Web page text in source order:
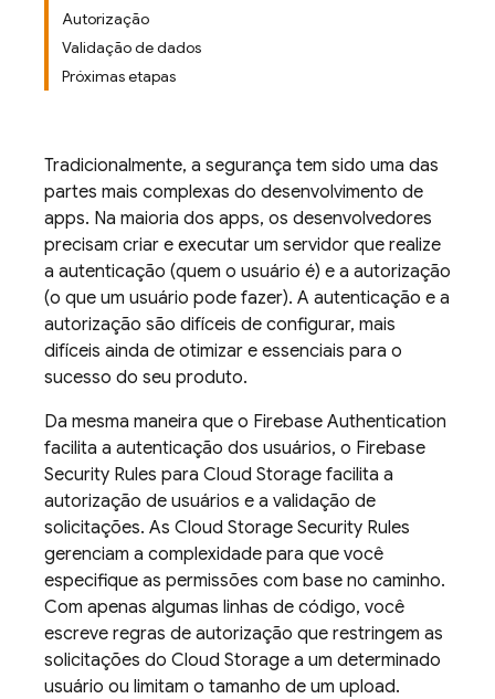
Autorização
Validação de dados
Próximas etapas
Tradicionalmente, a segurança tem sido uma das
partes mais complexas do desenvolvimento de
apps. Na maioria dos apps, os desenvolvedores
precisam criar e executar um servidor que realize
a autenticação (quem o usuário é) e a autorização
(o que um usuário pode fazer). A autenticação e a
autorização são difíceis de configurar, mais
difíceis ainda de otimizar e essenciais para o
sucesso do seu produto.
Da mesma maneira que o Firebase Authentication
facilita a autenticação dos usuários, o Firebase
Security Rules para Cloud Storage facilita a
autorização de usuários e a validação de
solicitações. As Cloud Storage Security Rules
gerenciam a complexidade para que você
especifique as permissões com base no caminho.
Com apenas algumas linhas de código, você
escreve regras de autorização que restringem as
solicitações do Cloud Storage a um determinado
usuário ou limitam o tamanho de um upload.